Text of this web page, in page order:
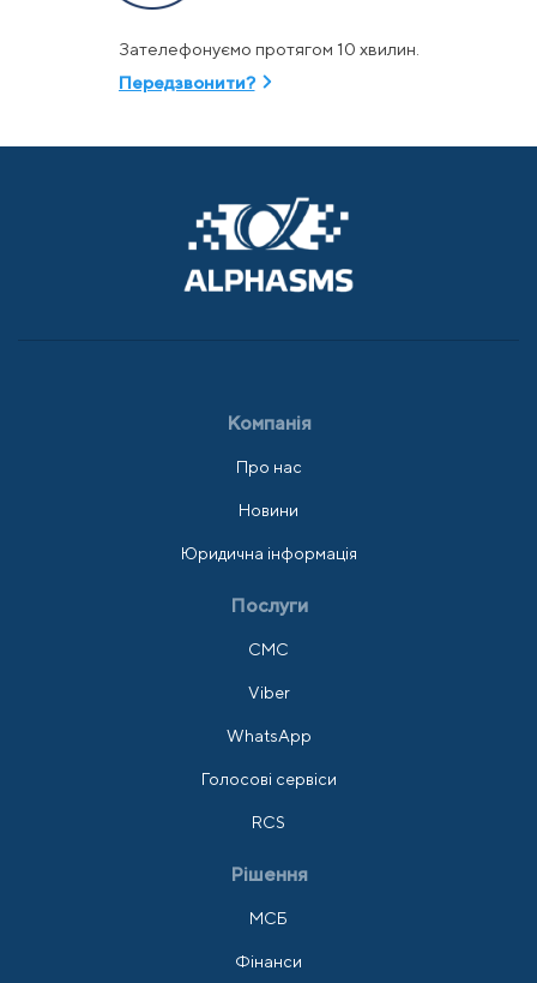
Зателефонуємо протягом 10 хвилин.
Передзвонити?
Компанія
Про нас
Новини
Юридична інформація
Послуги
СМС
Viber
WhatsApp
Голосові сервіси
RCS
Рішення
МСБ
Фінанси